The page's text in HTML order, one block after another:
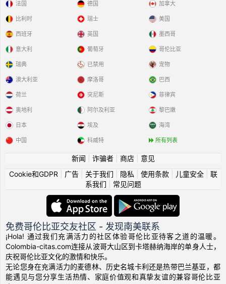
法国
比利时
西班牙
意大利
瑞典
德国
瑞士
英国
葡萄牙
已禁用
加拿大
美国
墨西哥
哥伦比亚
宠物
澳大利亚
荷兰
奥地利
日本
中国
摩洛哥
突尼斯
阿尔及利亚
埃及
科威特
巴西
菲律宾
黎巴嫩
海湾
所有列表
新闻 诈骗者| 商店| 意见
Cookie和GDPR
广告| 关于我们 隐私 使用条款| 儿童安全| 联
系我们
常见问题
免费哥伦比亚交友社区 - 发现南美联系
¡Hola! 通过我们充满活力的社区体验哥伦比亚待客之道的温暖。
Colombia-citas.com连接从波哥大山区到卡塔赫纳海岸的单身人士，
庆祝哥伦比亚文化的激情和快乐。
无论您身在充满活力的麦德林、历史名城卡利还是热带巴兰基亚，都
能遇见与您分享生活热情、家庭价值观和真挚友谊的兼容哥伦比亚